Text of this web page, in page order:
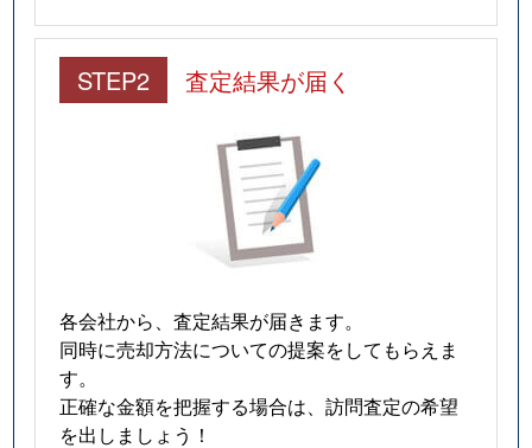
STEP2 査定結果が届く
各会社から、査定結果が届きます。
同時に売却方法についての提案をしてもらえま
す。
正確な金額を把握する場合は、訪問査定の希望
を出しましょう！